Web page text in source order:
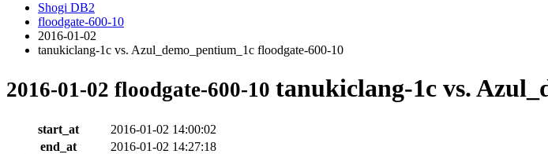
Shogi DB2
floodgate-600-10
2016-01-02
tanukiclang-1c vs. Azul_demo_pentium_1c floodgate-600-10
2016-01-02 floodgate-600-10 tanukiclang-1c vs.
start_at
2016-01-02 14:00:02
end_at
2016-01-02 14:27:18